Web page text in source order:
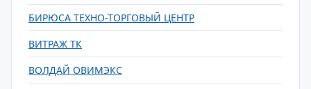
БИРЮСА ТЕХНО-ТОРГОВЫЙ ЦЕНТР
ВИТРАЖ ТК
ВОЛДАЙ ОВИМЭКС